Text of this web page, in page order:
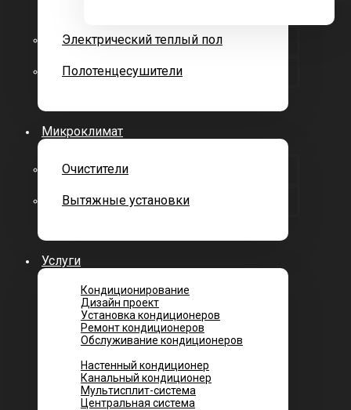
Электрический теплый пол
Полотенцесушители
Микроклимат
Очистители
Вытяжные установки
Услуги
Кондиционирование
Дизайн проект
Установка кондиционеров
Ремонт кондиционеров
Обслуживание кондиционеров
Настенный кондиционер
Канальный кондиционер
Мультисплит-система
Центральная система